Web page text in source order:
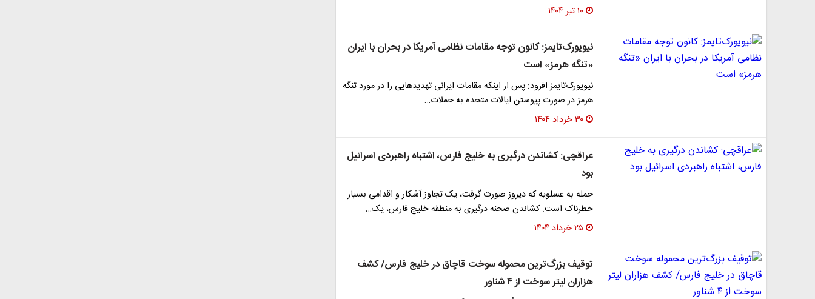
۱۰ تیر ۱۴۰۴
نیویورک‌تایمز: کانون توجه مقامات نظامی آمریکا در بحران با ایران
«تنگه هرمز» است
نیویورک‌تایمز افزود: پس از اینکه مقامات ایرانی تهدیدهایی را در مورد تنگه
هرمز در صورت پیوستن ایالات متحده به حملات…
۳۰ خرداد ۱۴۰۴
عراقچی: کشاندن درگیری به خلیج فارس، اشتباه راهبردی اسرائیل
بود
حمله به عسلویه که دیروز صورت گرفت، یک تجاوز آشکار و اقدامی بسیار
خطرناک است. کشاندن صحنه درگیری به منطقه خلیج فارس، یک…
۲۵ خرداد ۱۴۰۴
توقیف بزرگ‌ترین محموله‌‌ سوخت قاچاق در خلیج فارس/ کشف
هزاران لیتر سوخت ‌از ۴ شناور‌